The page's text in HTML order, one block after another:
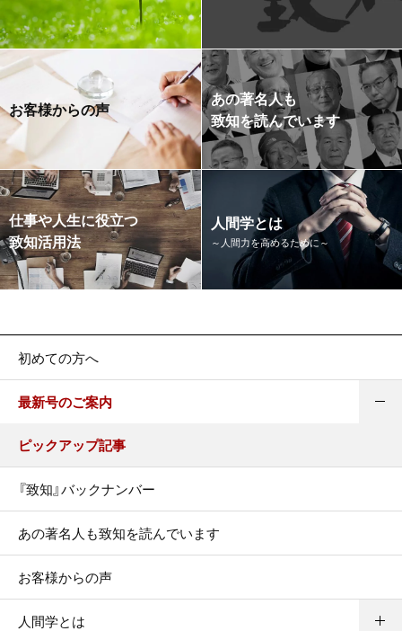
お客様からの声
あの著名人も
致知を読んでいます
仕事や人生に役立つ
致知活用法
人間学とは
～人間力を高めるために～
初めての方へ
最新号のご案内
ピックアップ記事
『致知』バックナンバー
あの著名人も致知を読んでいます
お客様からの声
人間学とは